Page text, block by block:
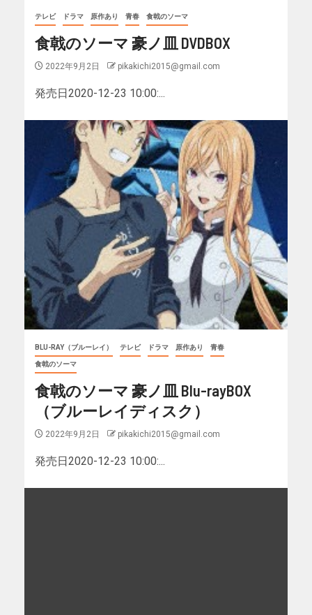
テレビ ドラマ 原作あり 青春 食戟のソーマ
食戟のソーマ 豪ノ皿 DVDBOX
2022年9月2日 pikakichi2015@gmail.com
発売日2020-12-23 10:00:...
BLU-RAY（ブルーレイ） テレビ ドラマ 原作あり 青春
食戟のソーマ
食戟のソーマ 豪ノ皿 Blu-rayBOX
（ブルーレイディスク）
2022年9月2日 pikakichi2015@gmail.com
発売日2020-12-23 10:00:...